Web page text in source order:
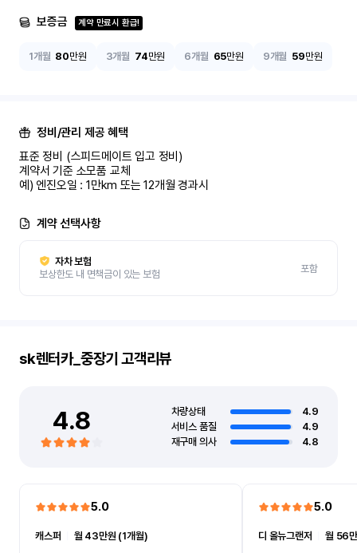
보증금 계약 만료시 환급!
1개월 80만원 3개월 74만원 6개월 65만원 9개월 59만원
정비/관리 제공 혜택
표준 정비 (스피드메이트 입고 정비)
계약서 기준 소모품 교체
예) 엔진오일 : 1만km 또는 12개월 경과시
계약 선택사항
자차 보험
보상한도 내 면책금이 있는 보험
포함
sk렌터카_중장기 고객리뷰
4.8 차량상태
4.9
서비스 품질
4.9
재구매 의사
4.8
5.0
캐스퍼
월 43만원 (1개월)
5.0
디 올뉴그랜저 ㅣ월 56